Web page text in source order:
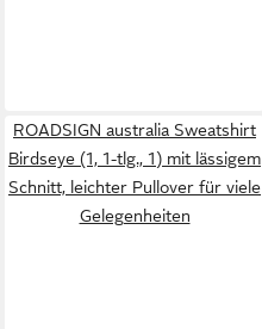
ROADSIGN australia Sweatshirt
Birdseye (1, 1-tlg., 1) mit lässigem
Schnitt, leichter Pullover für viele
Gelegenheiten